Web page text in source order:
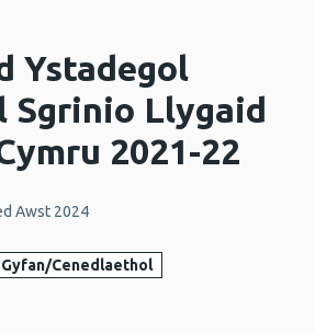
Ystadegol
Sgrinio Llygaid
2021-22
Awst 2024
Gyfan/Cenedlaethol